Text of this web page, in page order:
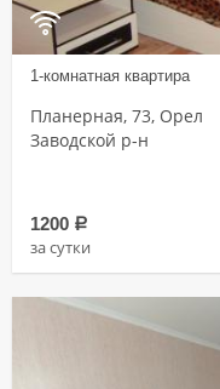
1-комнатная квартира
Планерная, 73, Орел
Заводской р-н
1200 a
за сутки